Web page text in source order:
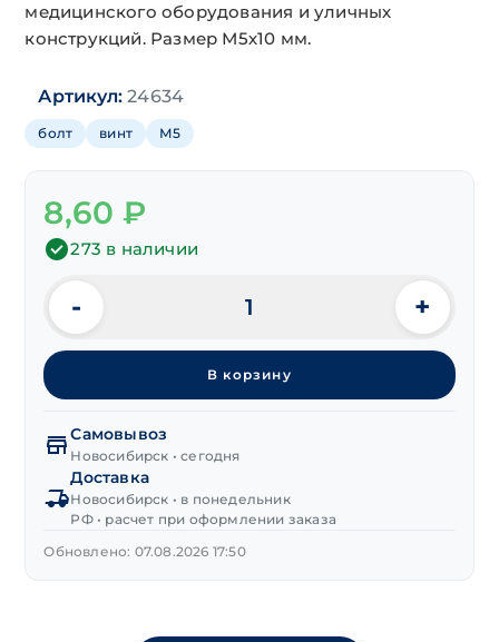
медицинского оборудования и уличных
конструкций. Размер М5х10 мм.
Артикул: 24634
болт винт М5
8,60₽
273 в наличии
Количество
товара
Винт
потайной
с
внутренним
шестигранником
нерж.А2
М5х10 мм
- +
В корзину
Самовывоз
Новосибирск • сегодня
Доставка
Новосибирск • в понедельник
РФ • расчет при оформлении заказа
Обновлено: 07.08.2026 17:50